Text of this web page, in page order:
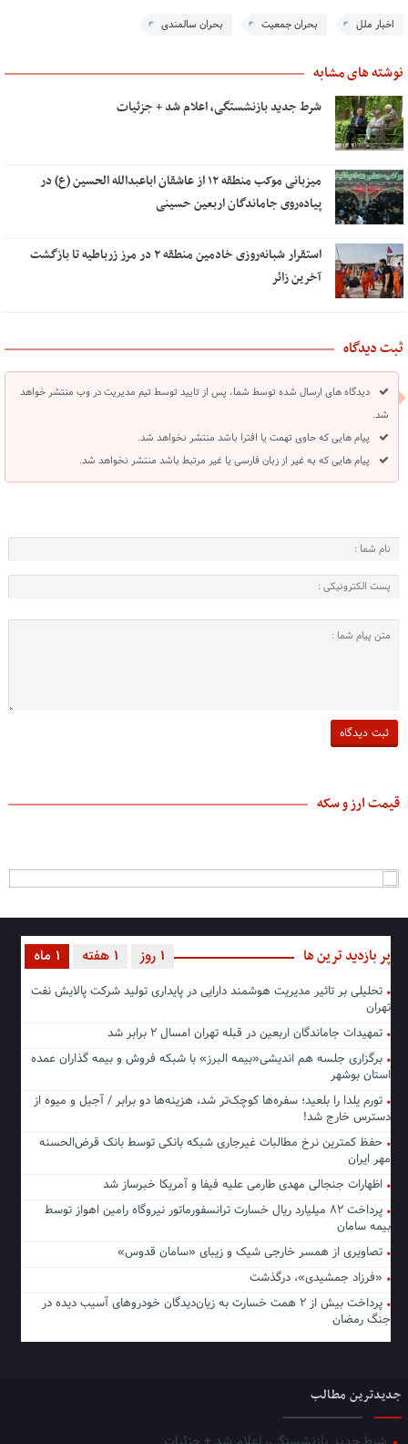
اخبار ملل بحران جمعیت بحران سالمندی
نوشته های مشابه
شرط جدید بازنشستگی، اعلام شد + جزئیات
میزبانی موکب منطقه ۱۲ از عاشقان اباعبدالله الحسین (ع) در
پیاده‌روی جاماندگان اربعین حسینی
استقرار شبانه‌روزی خادمین منطقه ۲ در مرز زرباطیه تا بازگشت
آخرین زائر
ثبت دیدگاه
دیدگاه های ارسال شده توسط شما، پس از تایید توسط تیم مدیریت در وب منتشر خواهد
شد.
پیام هایی که حاوی تهمت یا افترا باشد منتشر نخواهد شد.
پیام هایی که به غیر از زبان فارسی یا غیر مرتبط باشد منتشر نخواهد شد.
قیمت ارز و سکه
پر بازدید ترین ها 1 ماه 1 هفته 1 روز
تحلیلی بر تاثیر مدیریت هوشمند دارایی در پایداری تولید شرکت پالایش نفت
تهران
تمهیدات جاماندگان اربعین در قبله تهران امسال ۲ برابر شد
برگزاری جلسه هم اندیشی«بیمه البرز» با شبکه فروش و بیمه گذاران عمده
استان بوشهر
تورم یلدا را بلعید؛ سفره‌ها کوچک‌تر شد، هزینه‌ها دو برابر / آجیل و میوه از
دسترس خارج شد!
حفظ کمترین نرخ مطالبات غیرجاری شبکه بانکی توسط بانک قرض‌الحسنه
مهر ایران
اظهارات جنجالی مهدی طارمی علیه فیفا و آمریکا خبرساز شد
پرداخت ۸۲ میلیارد ریال خسارت ترانسفورماتور نیروگاه رامین اهواز توسط
بیمه سامان
تصاویری از همسر خارجی شیک و زیبای «سامان قدوس»
«فرزاد جمشیدی»، درگذشت
پرداخت بیش از ۲ همت خسارت به زیان‌دیدگان خودروهای آسیب دیده در
جنگ رمضان
جدیدترین مطالب